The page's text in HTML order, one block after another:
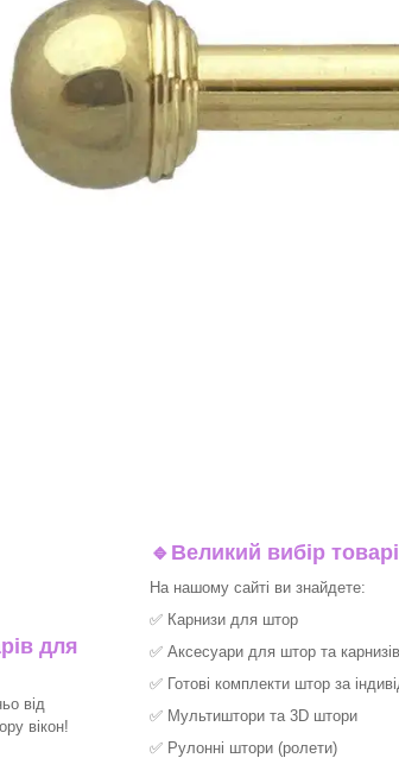
для
від
вікон!​
🔹 Великий вибір
На нашому сайті ви знайдете:
✅ Карнизи для штор
✅ Аксесуари для штор та карнизів
✅ Готові комплекти штор за
✅ Мультиштори та 3D штори
✅ Рулонні штори (ролети)